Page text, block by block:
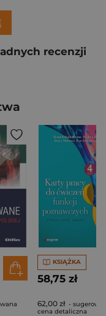
recenzji
KSIĄŻKA
58,75 zł
62,00 zł -
cena detaliczna